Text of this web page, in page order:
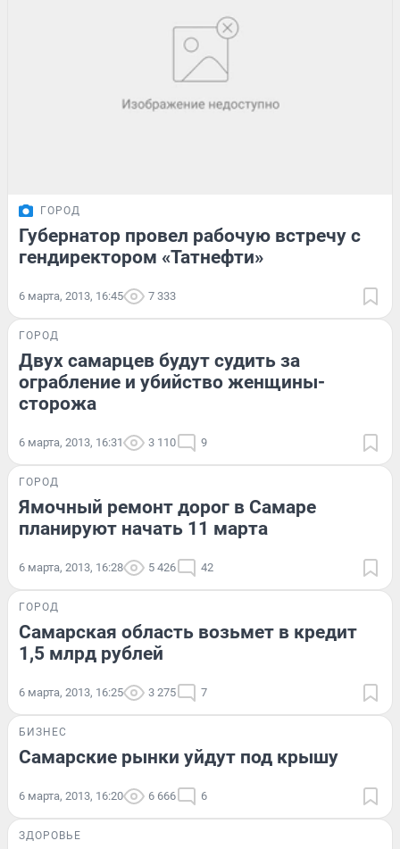
ГОРОД
Губернатор провел рабочую встречу с
гендиректором «Татнефти»
6 марта, 2013, 16:45 7 333
ГОРОД
Двух самарцев будут судить за
ограбление и убийство женщины-
сторожа
6 марта, 2013, 16:31 3 110 9
ГОРОД
Ямочный ремонт дорог в Самаре
планируют начать 11 марта
6 марта, 2013, 16:28 5 426 42
ГОРОД
Самарская область возьмет в кредит
1,5 млрд рублей
6 марта, 2013, 16:25 3 275 7
БИЗНЕС
Самарские рынки уйдут под крышу
6 марта, 2013, 16:20 6 666 6
ЗДОРОВЬЕ